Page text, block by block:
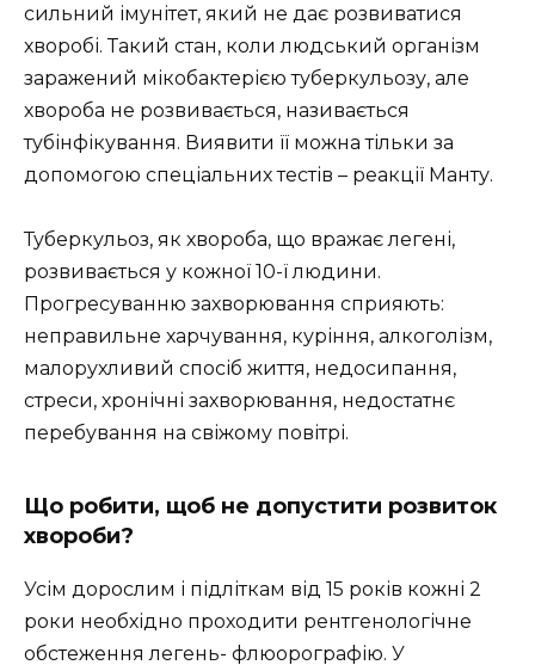
сильний імунітет, який не дає розвиватися
хворобі. Такий стан, коли людський організм
заражений мікобактерією туберкульозу, але
хвороба не розвивається, називається
тубінфікування. Виявити її можна тільки за
допомогою спеціальних тестів – реакції Манту.
Туберкульоз, як хвороба, що вражає легені,
розвивається у кожної 10-ї людини.
Прогресуванню захворювання сприяють:
неправильне харчування, куріння, алкоголізм,
малорухливий спосіб життя, недосипання,
стреси, хронічні захворювання, недостатнє
перебування на свіжому повітрі.
Що робити, щоб не допустити розвиток
хвороби?
Усім дорослим і підліткам від 15 років кожні 2
роки необхідно проходити рентгенологічне
обстеження легень- флюорографію. У